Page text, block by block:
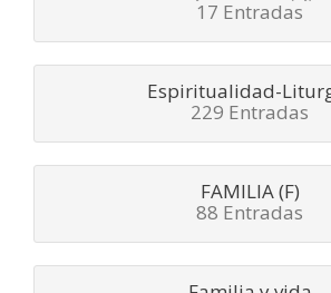
17 Entradas
Espiritualidad-
229 Entradas
FAMILIA (F)
88 Entradas